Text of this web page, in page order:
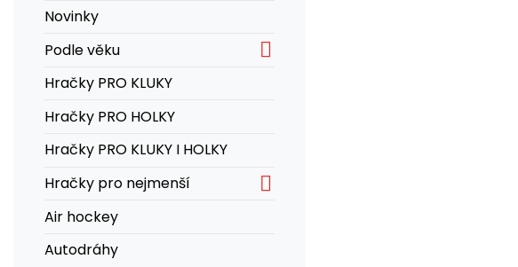
Novinky
Podle věku

Hračky PRO KLUKY
Hračky PRO HOLKY
Hračky PRO KLUKY I HOLKY
Hračky pro nejmenší

Air hockey
Autodráhy